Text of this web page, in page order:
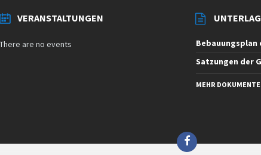
VERANSTALTUNGEN
There are no events
Satzungen der
MEHR DOKUMENTE
Facebook